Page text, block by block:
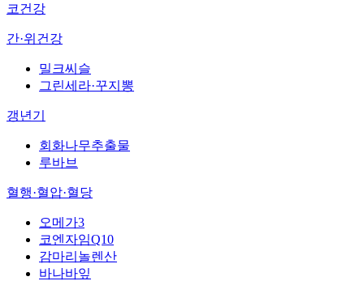
코건강
간·위건강
밀크씨슬
그린세라·꾸지뽕
갱년기
회화나무추출물
루바브
혈행·혈압·혈당
오메가3
코엔자임Q10
감마리놀렌산
바나바잎